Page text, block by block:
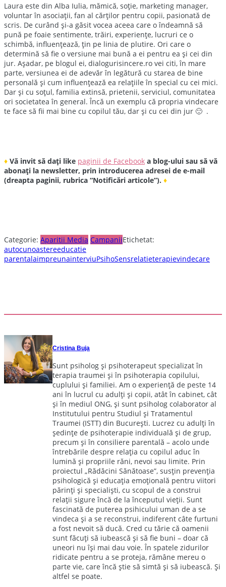
Laura este din Alba Iulia, mămică, soție, marketing manager,
voluntar în asociații, fan al cărților pentru copii, pasionată de
scris. De curând și-a găsit vocea aceea care o îndeamnă să
pună pe foaie sentimente, trăiri, experiențe, lucruri ce o
schimbă, influențează, țin pe linia de plutire. Ori care o
determină să fie o versiune mai bună a ei pentru ea și cei din
jur. Așadar, pe blogul ei, dialogurisincere.ro vei citi, în mare
parte, versiunea ei de adevăr în legătură cu starea de bine
personală și cum influențează ea relațiile în special cu cei mici.
Dar și cu soțul, familia extinsă, prietenii, serviciul, comunitatea
ori societatea în general. Încă un exemplu că propria vindecare
te face să fii mai bine cu copilul tău, dar și cu cei din jur 🙂 .
♦ Vă invit să dați like paginii de Facebook a blog-ului sau să vă
abonați la newsletter, prin introducerea adresei de e-mail
(dreapta paginii, rubrica “Notificări articole”). ♦
Categorie: Aparitii Media CampaniiEtichetat:
autocunoastereeducatie
parentalaimpreunainterviuPsihoSensrelatieterapievindecare
Cristina Buja
Sunt psiholog și psihoterapeut specializat în
terapia traumei și în psihoterapia copilului,
cuplului și familiei. Am o experiență de peste 14
ani în lucrul cu adulți și copii, atât în cabinet, cât
și în mediul ONG, și sunt psiholog colaborator al
Institutului pentru Studiul și Tratamentul
Traumei (ISTT) din București. Lucrez cu adulți în
ședințe de psihoterapie individuală și de grup,
precum și în consiliere parentală – acolo unde
întrebările despre relația cu copilul aduc în
lumină și propriile răni, nevoi sau limite. Prin
proiectul „Rădăcini Sănătoase”, susțin prevenția
psihologică și educația emoțională pentru viitori
părinți și specialiști, cu scopul de a construi
relații sigure încă de la începutul vieții. Sunt
fascinată de puterea psihicului uman de a se
vindeca și a se reconstrui, indiferent câte furtuni
a fost nevoit să ducă. Cred cu tărie că oamenii
sunt făcuți să iubească și să fie buni – doar că
uneori nu își mai dau voie. În spatele zidurilor
ridicate pentru a se proteja, rămâne mereu o
parte vie, care încă știe să simtă și să iubească. Și
altfel se poate.